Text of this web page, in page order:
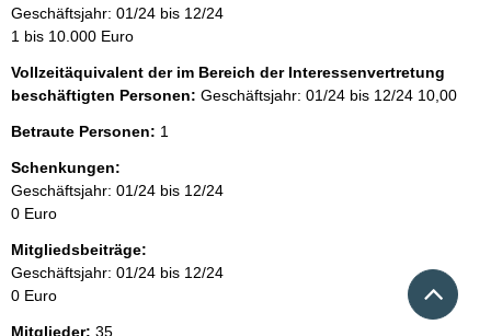
Geschäftsjahr: 01/24 bis 12/24
1 bis 10.000 Euro
Vollzeitäquivalent der im Bereich der Interessenvertretung
beschäftigten Personen: Geschäftsjahr: 01/24 bis 12/24 10,00
Betraute Personen: 1
Schenkungen:
Geschäftsjahr: 01/24 bis 12/24
0 Euro
Mitgliedsbeiträge:
Geschäftsjahr: 01/24 bis 12/24
0 Euro
Mitglieder: 35